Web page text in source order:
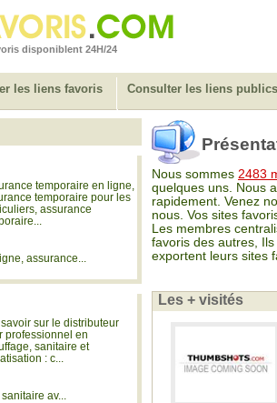
disponiblent 24H/24
les liens favoris Consulter les liens publics
temporaire en ligne,
temporaire pour les
assurance
assurance...
sur le distributeur
professionnel en
sanitaire et
: c...
av...
Nous sommes 2483
quelques uns. Nous
rapidement. Venez
nous. Vos sites
Les membres
favoris des autres,
exportent leurs sites
Les +